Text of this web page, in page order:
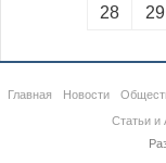
28
29
Главная Новости
Статьи и